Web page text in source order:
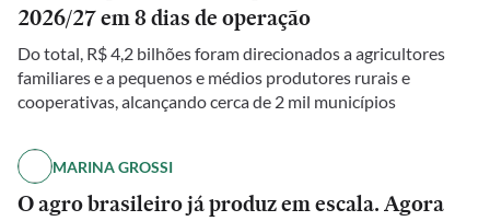
2026/27 em 8 dias de operação
Do total, R$ 4,2 bilhões foram direcionados a agricultores
familiares e a pequenos e médios produtores rurais e
cooperativas, alcançando cerca de 2 mil municípios
MARINA GROSSI
O agro brasileiro já produz em escala. Agora